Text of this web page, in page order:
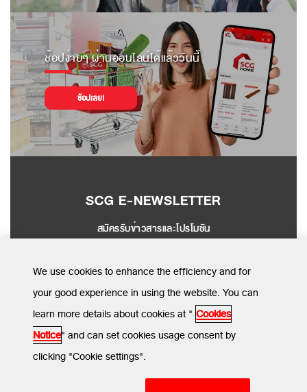
ช้อปง่ายๆ ผ่านออนไลน์ได้แล้ววันนี้
ช้อปเลย!
SCG E-NEWSLETTER
สมัครรับข่าวสารและโปรโมชัน
SEND
ข้อกำหนดและเงื่อนไข
นโยบายการใช้คุกกี้
We use cookies to enhance the efficiency and for
your good experience in using the website. You can
learn more details about cookies at " Cookies
Notice" and can set cookies usage consent by
clicking "Cookie settings".